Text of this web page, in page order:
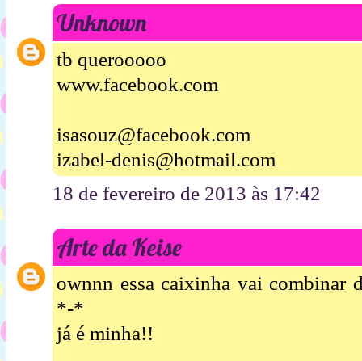
Unknown
tb querooooo
www.facebook.com
isasouz@facebook.com
izabel-denis@hotmail.com
18 de fevereiro de 2013 às 17:42
Arte da Keise
ownnn essa caixinha vai combinar
*-*
já é minha!!